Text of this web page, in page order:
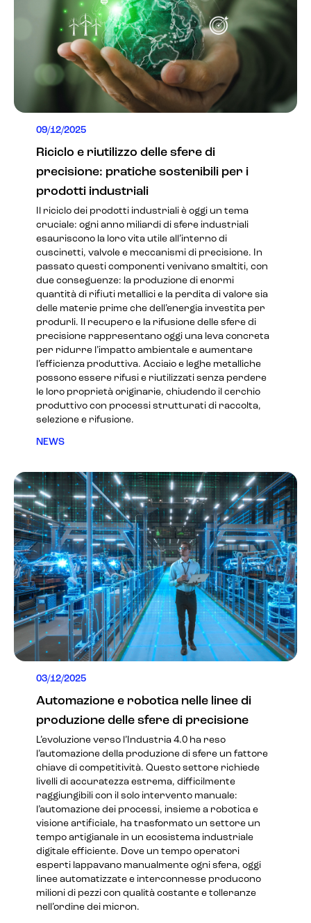
09/12/2025
Riciclo e riutilizzo delle sfere di
precisione: pratiche sostenibili per i
prodotti industriali
Il riciclo dei prodotti industriali è oggi un tema
cruciale: ogni anno miliardi di sfere industriali
esauriscono la loro vita utile all’interno di
cuscinetti, valvole e meccanismi di precisione. In
passato questi componenti venivano smaltiti, con
due conseguenze: la produzione di enormi
quantità di rifiuti metallici e la perdita di valore sia
delle materie prime che dell’energia investita per
produrli. Il recupero e la rifusione delle sfere di
precisione rappresentano oggi una leva concreta
per ridurre l’impatto ambientale e aumentare
l’efficienza produttiva. Acciaio e leghe metalliche
possono essere rifusi e riutilizzati senza perdere
le loro proprietà originarie, chiudendo il cerchio
produttivo con processi strutturati di raccolta,
selezione e rifusione.
NEWS
03/12/2025
Automazione e robotica nelle linee di
produzione delle sfere di precisione
L’evoluzione verso l’Industria 4.0 ha reso
l’automazione della produzione di sfere un fattore
chiave di competitività. Questo settore richiede
livelli di accuratezza estrema, difficilmente
raggiungibili con il solo intervento manuale:
l’automazione dei processi, insieme a robotica e
visione artificiale, ha trasformato un settore un
tempo artigianale in un ecosistema industriale
digitale efficiente. Dove un tempo operatori
esperti lappavano manualmente ogni sfera, oggi
linee automatizzate e interconnesse producono
milioni di pezzi con qualità costante e tolleranze
nell’ordine dei micron.